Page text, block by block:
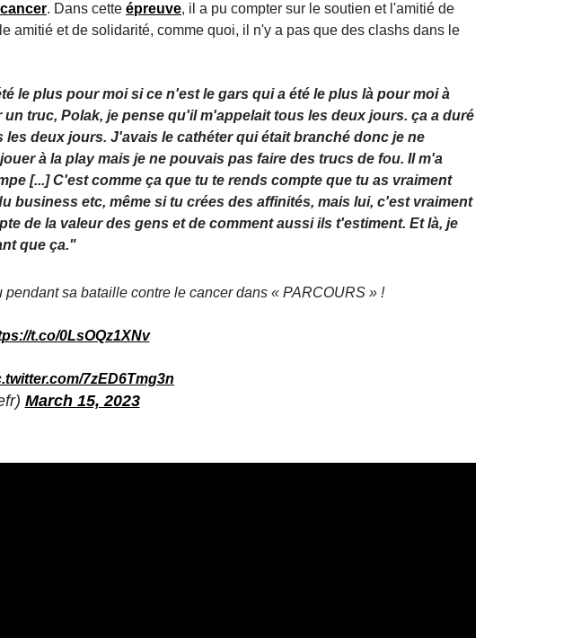
. Dans cette épreuve, il a pu compter sur le soutien et l'amitié de
amitié et de solidarité, comme quoi, il n'y a pas que des clashs dans le
le plus pour moi si ce n'est le gars qui a été le plus là pour moi à
truc, Polak, je pense qu'il m'appelait tous les deux jours. ça a duré
deux jours. J'avais le cathéter qui était branché donc je ne
à la play mais je ne pouvais pas faire des trucs de fou. Il m'a
[...] C'est comme ça que tu te rends compte que tu as vraiment
business etc, même si tu crées des affinités, mais lui, c'est vraiment
de la valeur des gens et de comment aussi ils t'estiment. Et là, je
que ça."
sa bataille contre le cancer dans « PARCOURS » !
t.co/0LsOQz1XNv
7zED6Tmg3n
March 15, 2023